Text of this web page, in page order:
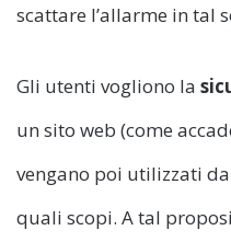
scattare l’allarme in tal
Gli utenti vogliono la
un sito web (come
vengano poi utilizzati
quali scopi. A tal